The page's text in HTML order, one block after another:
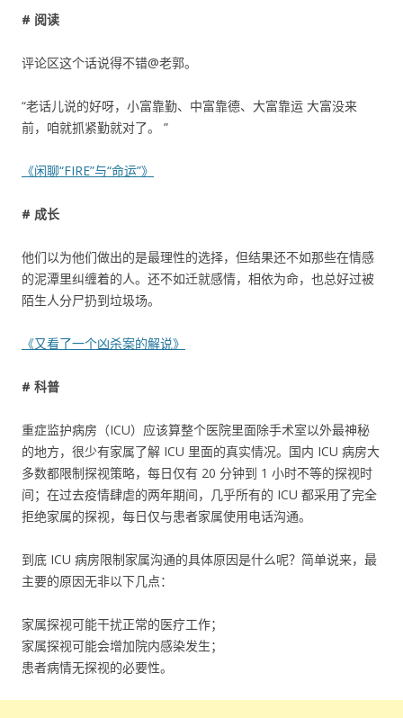
# 阅读
评论区这个话说得不错@老郭。
“老话儿说的好呀，小富靠勤、中富靠德、大富靠运 大富没来
前，咱就抓紧勤就对了。 ”
《闲聊“FIRE”与“命运”》
# 成长
他们以为他们做出的是最理性的选择，但结果还不如那些在情感
的泥潭里纠缠着的人。还不如迁就感情，相依为命，也总好过被
陌生人分尸扔到垃圾场。
《又看了一个凶杀案的解说》
# 科普
重症监护病房（ICU）应该算整个医院里面除手术室以外最神秘
的地方，很少有家属了解 ICU 里面的真实情况。国内 ICU 病房大
多数都限制探视策略，每日仅有 20 分钟到 1 小时不等的探视时
间；在过去疫情肆虐的两年期间，几乎所有的 ICU 都采用了完全
拒绝家属的探视，每日仅与患者家属使用电话沟通。
到底 ICU 病房限制家属沟通的具体原因是什么呢？简单说来，最
主要的原因无非以下几点：
家属探视可能干扰正常的医疗工作；
家属探视可能会增加院内感染发生；
患者病情无探视的必要性。